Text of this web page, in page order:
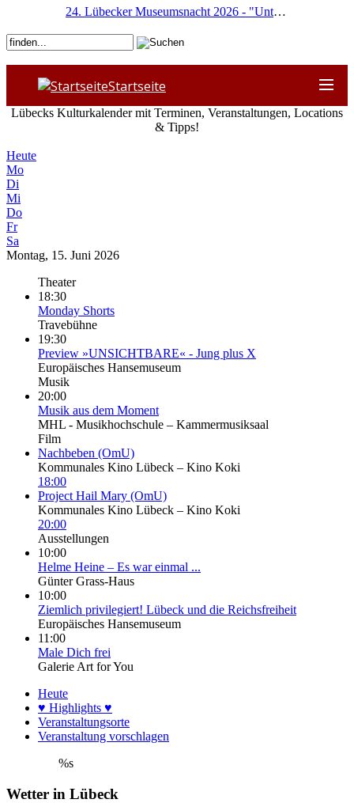
Startseite
Lübecks Kulturkalender mit Terminen, Veranstaltungen, Locations
& Tipps!
Heute
Mo
Di
Mi
Do
Fr
Sa
Montag, 15. Juni 2026
Theater
18:30
Monday Shorts
Travebühne
19:30
Preview »UNSICHT­BARE« - Jung plus X
Europäisches Hansemuseum
Musik
20:00
Musik aus dem Moment
MHL - Musikhochschule – Kammermusiksaal
Film
Nachbeben (OmU)
Kommunales Kino Lübeck – Kino Koki
18:00
Project Hail Mary (OmU)
Kommunales Kino Lübeck – Kino Koki
20:00
Ausstellungen
10:00
Helme Heine – Es war einmal ...
Günter Grass-Haus
10:00
Ziemlich privilegiert! Lübeck und die Reichsfreiheit
Europäisches Hansemuseum
11:00
Male Dich frei
Galerie Art for You
Heute
♥ Highlights ♥
Veranstaltungsorte
Veranstaltung vorschlagen
%s
24. Lübecker Museumsnacht 2026 - "Unterwegs"
Wetter in Lübeck